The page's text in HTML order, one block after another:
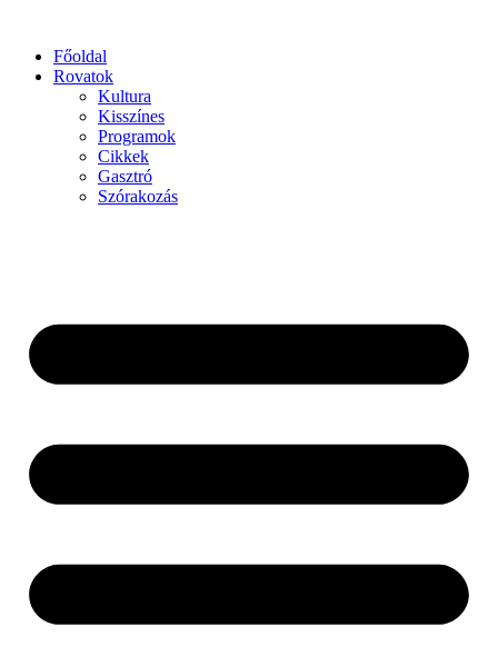
Főoldal
Rovatok
Kultura
Kisszínes
Programok
Cikkek
Gasztró
Szórakozás